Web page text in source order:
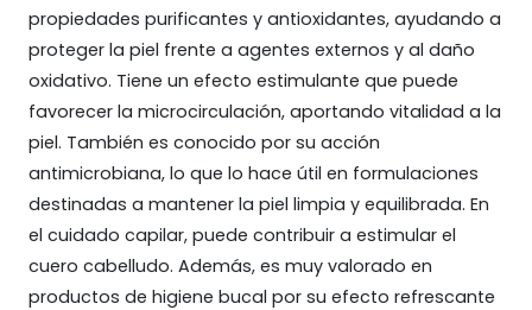
propiedades purificantes y antioxidantes, ayudando a
proteger la piel frente a agentes externos y al daño
oxidativo. Tiene un efecto estimulante que puede
favorecer la microcirculación, aportando vitalidad a la
piel. También es conocido por su acción
antimicrobiana, lo que lo hace útil en formulaciones
destinadas a mantener la piel limpia y equilibrada. En
el cuidado capilar, puede contribuir a estimular el
cuero cabelludo. Además, es muy valorado en
productos de higiene bucal por su efecto refrescante